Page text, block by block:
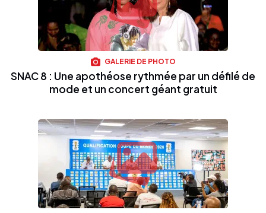
GALERIE DE PHOTO
SNAC 8 : Une apothéose rythmée par un défilé de
mode et un concert géant gratuit